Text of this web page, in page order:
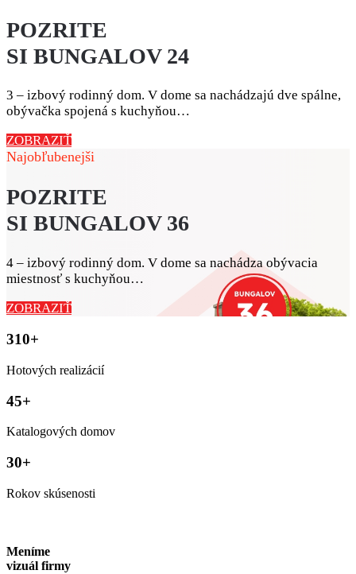
POZRITE
SI BUNGALOV 24
3 – izbový rodinný dom. V dome sa nachádzajú dve spálne,
obývačka spojená s kuchyňou…
ZOBRAZIŤ
Najobľubenejši
POZRITE
SI BUNGALOV 36
4 – izbový rodinný dom. V dome sa nachádza obývacia
miestnosť s kuchyňou…
ZOBRAZIŤ
310+
Hotových realizácií
45+
Katalogových domov
30+
Rokov skúsenosti
Meníme
vizuál firmy